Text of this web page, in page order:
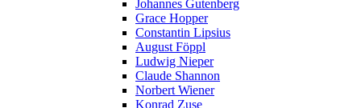
Johannes Gutenberg
Grace Hopper
Constantin Lipsius
August Föppl
Ludwig Nieper
Claude Shannon
Norbert Wiener
Konrad Zuse